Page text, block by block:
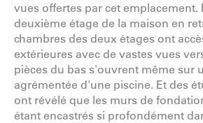
vues offertes par cet emplacement.
deuxième étage de la maison en
chambres des deux étages ont
extérieures avec de vastes vues
pièces du bas s'ouvrent même sur
agrémentée d'une piscine. Et des
ont révélé que les murs de
étant encastrés si profondément